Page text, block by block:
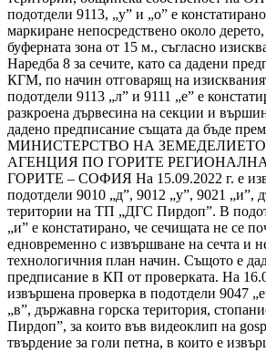
подотдели 9113, „у” и „о” е
маркиране непосредствено около дерето,
буферната зона от 15 м., съгласно
Наредба 8 за сечите, като са дадени
КГМ, по начин отговарящ на
подотдели 9113 „л” и 9111 „е” е
разкроена дървесина на секции и
дадено предписание същата да бъде
МИНИСТЕРСТВО НА
АГЕНЦИЯ ПО ГОРИТЕ
ГОРИТЕ – СОФИЯ На 15.09.2022 г. е
подотдели 9010 „д”, 9012 „у”, 9021 „и”,
територии на ТП „ДГС Пирдоп”. В
„и” е констатирано, че сечищата не се
едновременно с извършване на сечта и
технологичния план начин. Същото е
предписание в КП от проверката. На
извършена проверка в подотдели 9047
„в”, държавна горска територия,
Пирдоп”, за които във видеоклип на
твърдение за голи петна, в които е